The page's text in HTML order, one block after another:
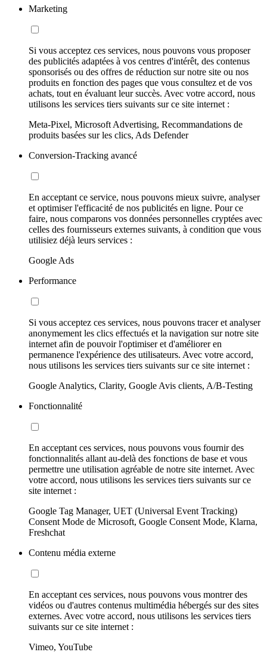
Marketing
Si vous acceptez ces services, nous pouvons vous proposer
des publicités adaptées à vos centres d'intérêt, des contenus
sponsorisés ou des offres de réduction sur notre site ou nos
produits en fonction des pages que vous consultez et de vos
achats, tout en évaluant leur succès. Avec votre accord, nous
utilisons les services tiers suivants sur ce site internet :
Meta-Pixel, Microsoft Advertising, Recommandations de
produits basées sur les clics, Ads Defender
Conversion-Tracking avancé
En acceptant ce service, nous pouvons mieux suivre, analyser
et optimiser l'efficacité de nos publicités en ligne. Pour ce
faire, nous comparons vos données personnelles cryptées avec
celles des fournisseurs externes suivants, à condition que vous
utilisiez déjà leurs services :
Google Ads
Performance
Si vous acceptez ces services, nous pouvons tracer et analyser
anonymement les clics effectués et la navigation sur notre site
internet afin de pouvoir l'optimiser et d'améliorer en
permanence l'expérience des utilisateurs. Avec votre accord,
nous utilisons les services tiers suivants sur ce site internet :
Google Analytics, Clarity, Google Avis clients, A/B-Testing
Fonctionnalité
En acceptant ces services, nous pouvons vous fournir des
fonctionnalités allant au-delà des fonctions de base et vous
permettre une utilisation agréable de notre site internet. Avec
votre accord, nous utilisons les services tiers suivants sur ce
site internet :
Google Tag Manager, UET (Universal Event Tracking)
Consent Mode de Microsoft, Google Consent Mode, Klarna,
Freshchat
Contenu média externe
En acceptant ces services, nous pouvons vous montrer des
vidéos ou d'autres contenus multimédia hébergés sur des sites
externes. Avec votre accord, nous utilisons les services tiers
suivants sur ce site internet :
Vimeo, YouTube